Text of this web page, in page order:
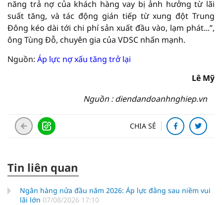
năng trả nợ của khách hàng vay bị ảnh hưởng từ lãi
suất tăng, và tác động gián tiếp từ xung đột Trung
Đông kéo dài tới chi phí sản xuất đầu vào, lạm phát...”,
ông Tùng Đỗ, chuyên gia của VDSC nhấn mạnh.
Nguồn: Áp lực nợ xấu tăng trở lại
Lê Mỹ
Nguồn : diendandoanhnghiep.vn
CHIA SẺ
Tin liên quan
Ngân hàng nửa đầu năm 2026: Áp lực đằng sau niềm vui
lãi lớn 07/08/2026 17:10